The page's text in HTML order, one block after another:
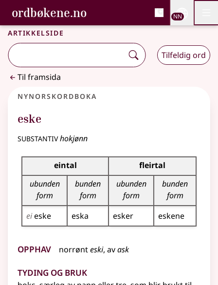
Gå til hovudinnhald
Tilgjenge
ordbøkene.no, Bokmålsordboka og
Bokmålsordboka og Nynorskordboka
NN
Artikkelside
Tilfeldig ord
Til framsida
Nynorskordboka
eske
substantivhokjønn
Bøyningstabell for dette substantivet
eintal
fleirtal
ubunden
form
bunden
form
ubunden
form
bunden
form
eieske eska esker eskene
Opphav norrønteski, avask
Tyding og bruk